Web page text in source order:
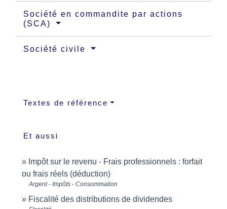
Société en commandite par actions
(SCA)
Société civile
Textes de référence
Et aussi
Impôt sur le revenu - Frais professionnels : forfait
ou frais réels (déduction)
Argent - Impôts - Consommation
Fiscalité des distributions de dividendes